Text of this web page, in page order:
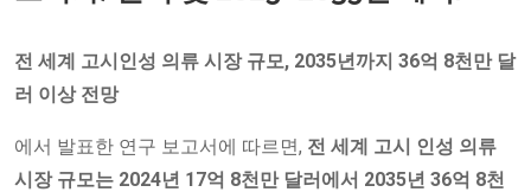
전 세계 고시인성 의류 시장 규모, 2035년까지 36억 8천만 달
러 이상 전망
에서 발표한 연구 보고서에 따르면, 전 세계 고시 인성 의류
시장 규모는 2024년 17억 8천만 달러에서 2035년 36억 8천